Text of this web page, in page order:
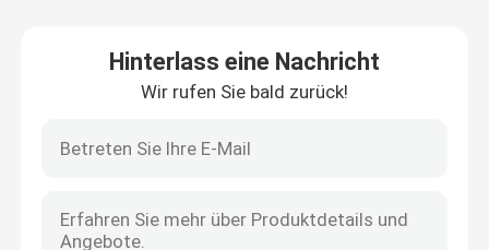
Blase Mailing Taschen
Hinterlass eine Nachricht
Wir rufen Sie bald zurück!